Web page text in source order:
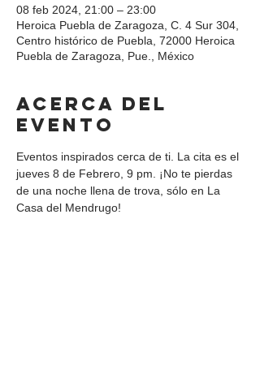
08 feb 2024, 21:00 – 23:00
Heroica Puebla de Zaragoza, C. 4 Sur 304,
Centro histórico de Puebla, 72000 Heroica
Puebla de Zaragoza, Pue., México
Acerca del
evento
Eventos inspirados cerca de ti. La cita es el
jueves 8 de Febrero, 9 pm. ¡No te pierdas
de una noche llena de trova, sólo en La
Casa del Mendrugo!